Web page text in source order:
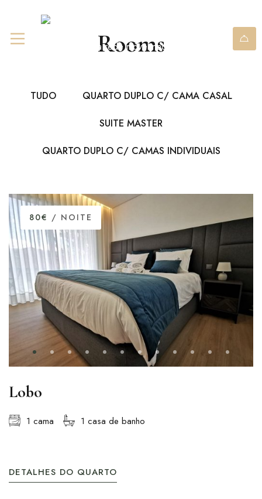
para rede móvel nacional)
Rooms
TUDO QUARTO DUPLO C/ CAMA CASAL
SUITE MASTER
QUARTO DUPLO C/ CAMAS INDIVIDUAIS
80€ / NOITE
Lobo
1 cama 1 casa de banho
DETALHES DO QUARTO